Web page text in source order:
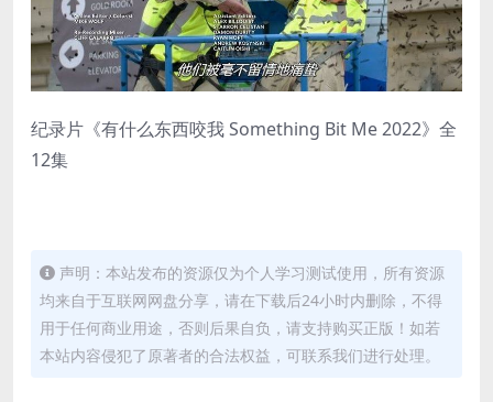
纪录片《有什么东西咬我 Something Bit Me 2022》全
12集
声明：本站发布的资源仅为个人学习测试使用，所有资源
均来自于互联网网盘分享，请在下载后24小时内删除，不得
用于任何商业用途，否则后果自负，请支持购买正版！如若
本站内容侵犯了原著者的合法权益，可联系我们进行处理。